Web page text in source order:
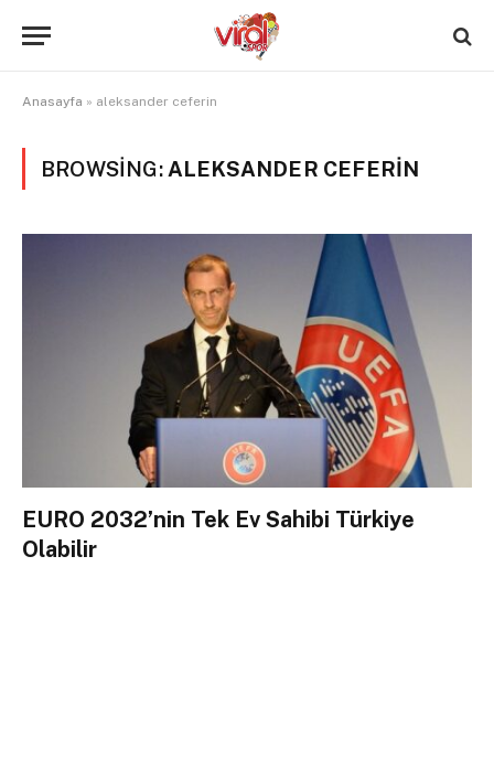
Anasayfa » aleksander ceferin
BROWSING: ALEKSANDER CEFERIN
EURO 2032’nin Tek Ev Sahibi Türkiye
Olabilir